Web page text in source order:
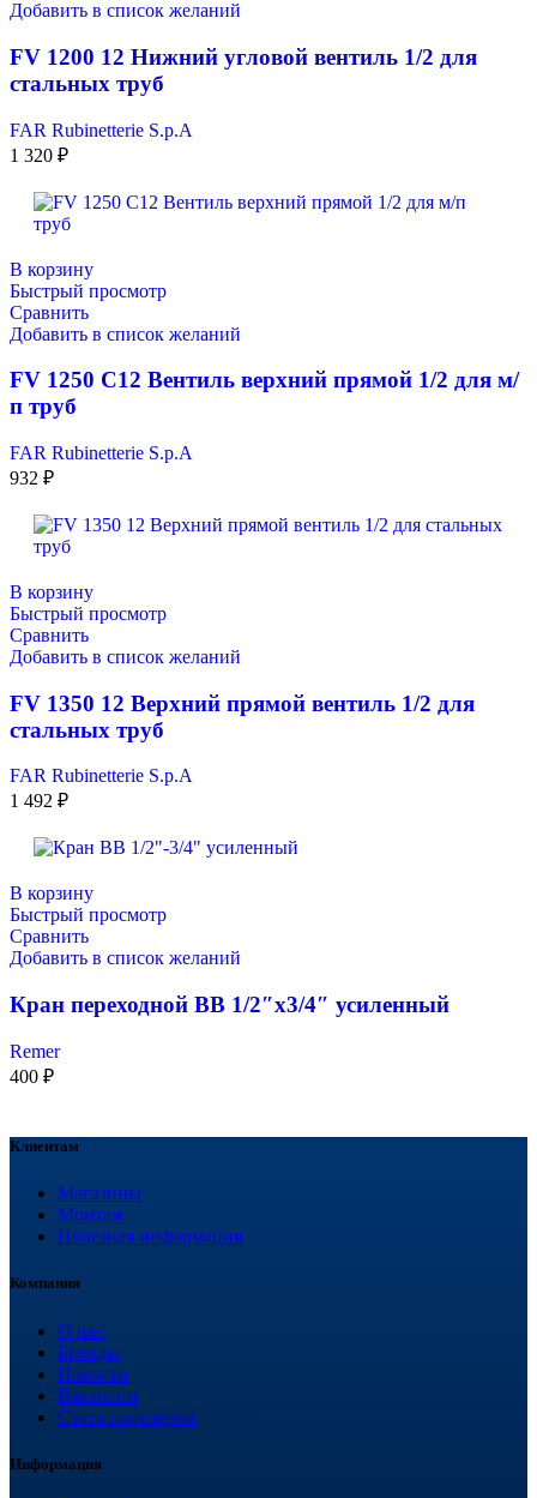
Добавить в список желаний
FV 1200 12 Нижний угловой вентиль 1/2 для
стальных труб
FAR Rubinetterie S.p.A
1 320 ₽
В корзину
Быстрый просмотр
Сравнить
Добавить в список желаний
FV 1250 C12 Вентиль верхний прямой 1/2 для м/
п труб
FAR Rubinetterie S.p.A
932 ₽
В корзину
Быстрый просмотр
Сравнить
Добавить в список желаний
FV 1350 12 Верхний прямой вентиль 1/2 для
стальных труб
FAR Rubinetterie S.p.A
1 492 ₽
В корзину
Быстрый просмотр
Сравнить
Добавить в список желаний
Кран переходнoй BB 1/2″х3/4″ усиленный
Remer
400 ₽
Клиентам
Магазины
Монтаж
Полезная информация
Компания
О нас
Бренды
Новости
Вакансии
Стать партнером
Информация